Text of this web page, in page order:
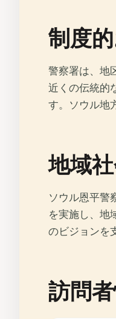
制度
警察署は、地
近くの伝統的
す。ソウル地
地域
ソウル恩平警
を実施し、地
のビジョンを
訪問